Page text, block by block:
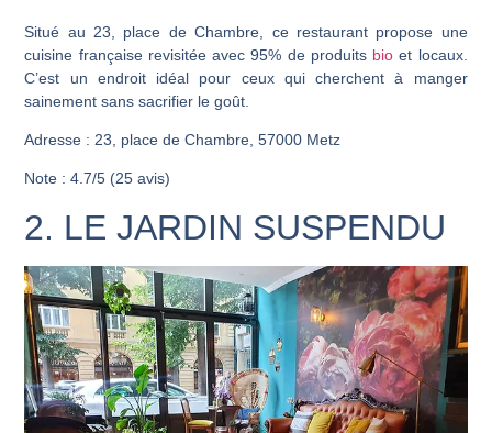
Situé au 23, place de Chambre, ce restaurant propose une
cuisine française revisitée avec 95% de produits bio et locaux.
C’est un endroit idéal pour ceux qui cherchent à manger
sainement sans sacrifier le goût.
Adresse : 23, place de Chambre, 57000 Metz
Note : 4.7/5 (25 avis)
2. LE JARDIN SUSPENDU